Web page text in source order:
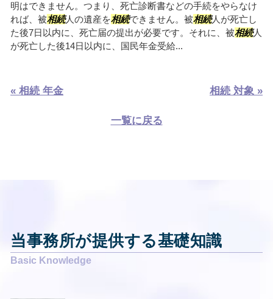
明はできません。つまり、死亡診断書などの手続をやらなけ
れば、被相続人の遺産を相続できません。被相続人が死亡し
た後7日以内に、死亡届の提出が必要です。それに、被相続人
が死亡した後14日以内に、国民年金受給...
« 相続 年金 相続 対象 »
一覧に戻る
当事務所が提供する基礎知識